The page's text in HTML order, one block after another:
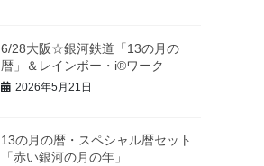
6/28大阪☆銀河鉄道「13の月の
暦」＆レインボー・i®ワーク
2026年5月21日
13の月の暦・スペシャル暦セット
「赤い銀河の月の年」